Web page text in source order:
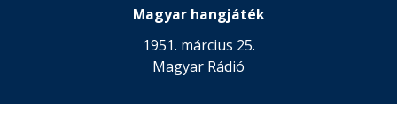
Magyar hangjáték
1951. március 25.
Magyar Rádió